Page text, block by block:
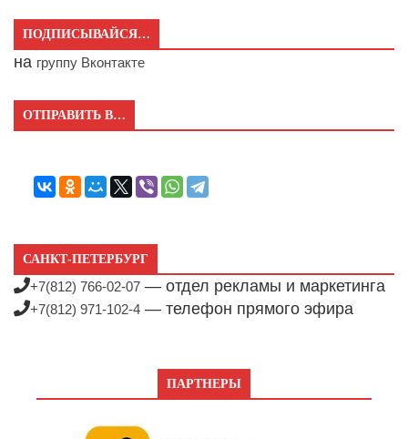
ПОДПИСЫВАЙСЯ…
на группу Вконтакте
ОТПРАВИТЬ В…
САНКТ-ПЕТЕРБУРГ
+7(812) 766-02-07 — отдел рекламы и маркетинга
+7(812) 971-102-4 — телефон прямого эфира
ПАРТНЕРЫ